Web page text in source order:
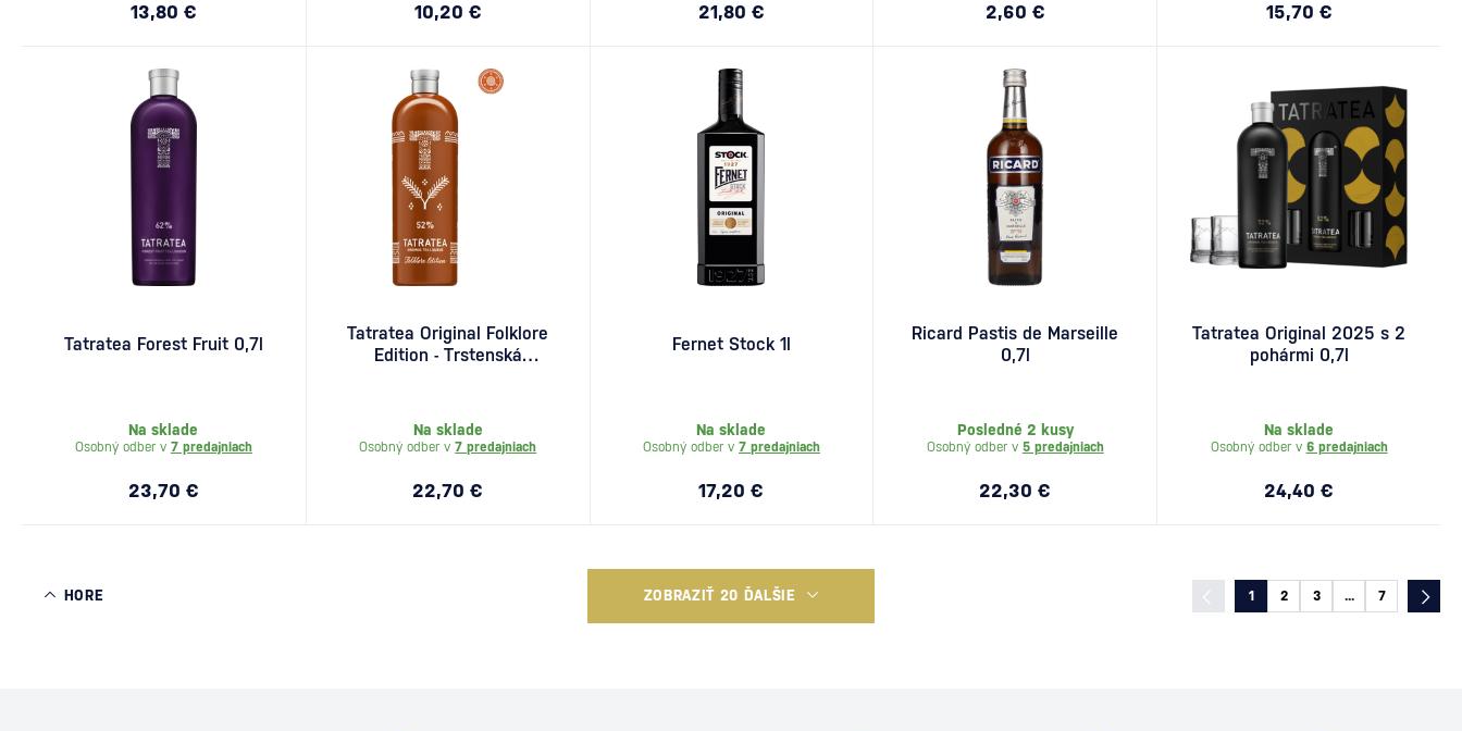
13,80 € 10,20 € 21,80 € 2,60 € 15,70 €
Tatratea Forest Fruit 0,7l
Na sklade
Osobný odber v 7 predajniach
23,70 €
Tatratea Original Folklore
Edition - Trstenská
Na sklade
Osobný odber v7 predajniach
22,70 €
Fernet Stock 1l
Na sklade
Osobný odber v 7 predajniach
17,20 €
Ricard Pastis de Marseille
0,7l
Posledné 2 kusy
Osobný odber v 5 predajniach
22,30 €
Tatratea Original 2025 s 2
pohármi 0,7l
Na sklade
Osobný odber v 6 predajniach
24,40 €
HORE ZOBRAZIŤ 20 ĎALŠIE 1 2 3 ... 7